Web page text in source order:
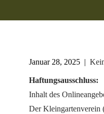
Januar 28, 2025 |
Haftungsausschluss:
Inhalt des
Der Kleingartenverein